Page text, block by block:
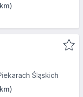
Śląskich